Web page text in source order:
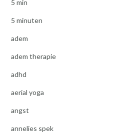
5 min
5 minuten
adem
adem therapie
adhd
aerial yoga
angst
annelies spek